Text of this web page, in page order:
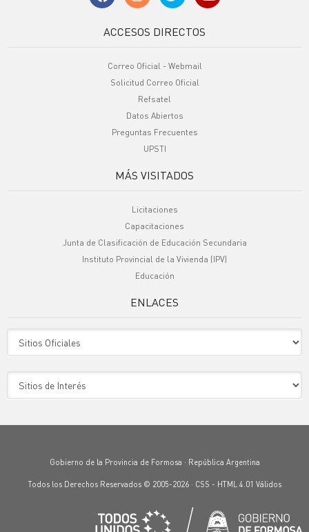
ACCESOS DIRECTOS
Correo Oficial - Webmail
Solicitud Correo Oficial
Refsatel
Datos Abiertos
Preguntas Frecuentes
UPSTI
MÁS VISITADOS
Licitaciones
Capacitaciones
Junta de Clasificación de Educación Secundaria
Instituto Provincial de la Vivienda (IPV)
Educación
ENLACES
Gobierno de la Provincia de Formosa · República Argentina
Todos los Derechos Reservados © 2005-2026 · CSS - HTML 4.01 Válidos